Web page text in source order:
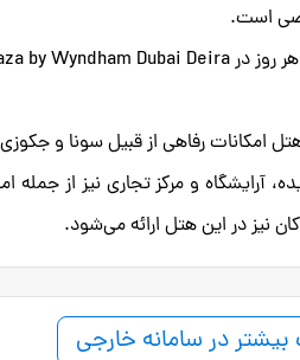
است.
امکانات رفاهی از قبیل سونا و جکوزی
آرایشگاه و مرکز تجاری نیز از
نیز در این هتل ارائه می‌شود.
در سامانه خارجی